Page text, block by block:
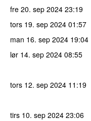
fre 20. sep 2024 23:19
tors 19. sep 2024 01:57
man 16. sep 2024 19:04
lør 14. sep 2024 08:55
tors 12. sep 2024 11:19
tirs 10. sep 2024 23:06